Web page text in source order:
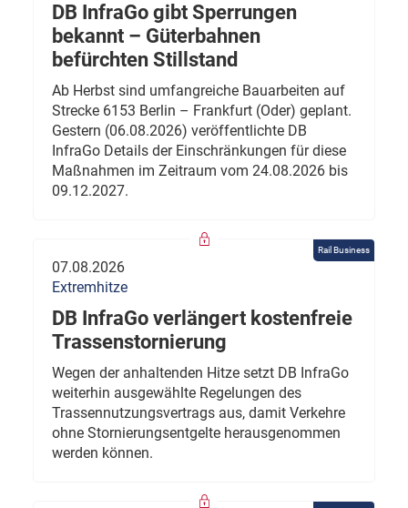
DB InfraGo gibt Sperrungen
bekannt – Güterbahnen
befürchten Stillstand
Ab Herbst sind umfangreiche Bauarbeiten auf
Strecke 6153 Berlin – Frankfurt (Oder) geplant.
Gestern (06.08.2026) veröffentlichte DB
InfraGo Details der Einschränkungen für diese
Maßnahmen im Zeitraum vom 24.08.2026 bis
09.12.2027.
Rail Business
07.08.2026
Extremhitze
DB InfraGo verlängert kostenfreie
Trassenstornierung
Wegen der anhaltenden Hitze setzt DB InfraGo
weiterhin ausgewählte Regelungen des
Trassennutzungsvertrags aus, damit Verkehre
ohne Stornierungsentgelte herausgenommen
werden können.